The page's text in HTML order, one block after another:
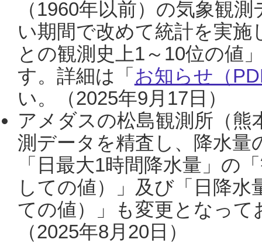
（1960年以前）の気象観
い期間で改めて統計を実
との観測史上1～10位の値
す。詳細は「 お知らせ（
い。（2025年9月17日）
アメダスの松島観測所（熊
測データを精査し、降水
「日最大1時間降水量」の
しての値）」及び「日降
ての値）」も変更となっ
（2025年8月20日）